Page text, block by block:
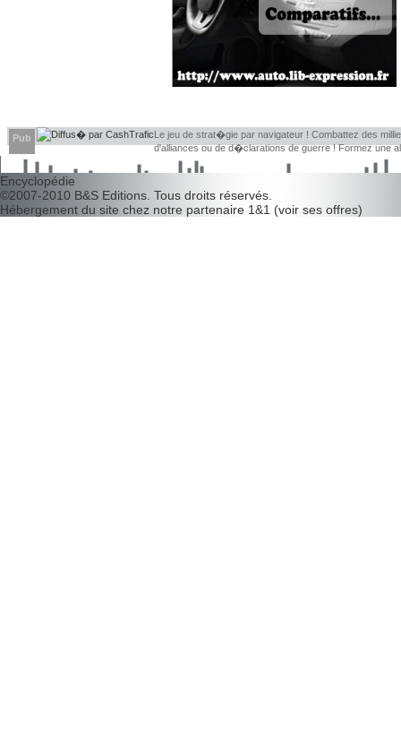
Pub
Le jeu de strat�gie par navigateur ! Combattez des
d'alliances ou de d�clarations de guerre ! Formez une
d�couvrir leurs faiblesses !
Encyclopédie
©2007-2010 B&S Editions . Tous droits réservés.
Hébergement du site chez notre partenaire 1&1 (voir ses offres)